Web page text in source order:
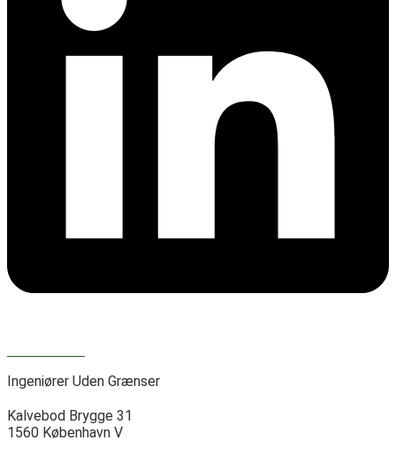
Ingeniører Uden Grænser
Kalvebod Brygge 31
1560 København V